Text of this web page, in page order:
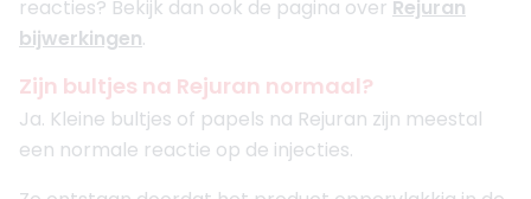
reacties? Bekijk dan ook de pagina over Rejuran
bijwerkingen.
Zijn bultjes na Rejuran normaal?
Ja. Kleine bultjes of papels na Rejuran zijn meestal
een normale reactie op de injecties.